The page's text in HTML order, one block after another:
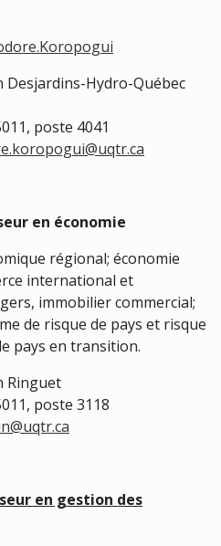
Desjardins-Hydro-Québec
poste 4041
en économie
régional; économie
international et
immobilier commercial;
de risque de pays et risque
pays en transition.
Ringuet
poste 3118
en gestion des